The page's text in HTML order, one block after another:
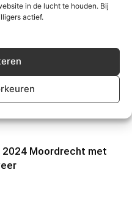
in de lucht te houden. Bij
actief.
van start
voor wethouder en
Moordrecht met